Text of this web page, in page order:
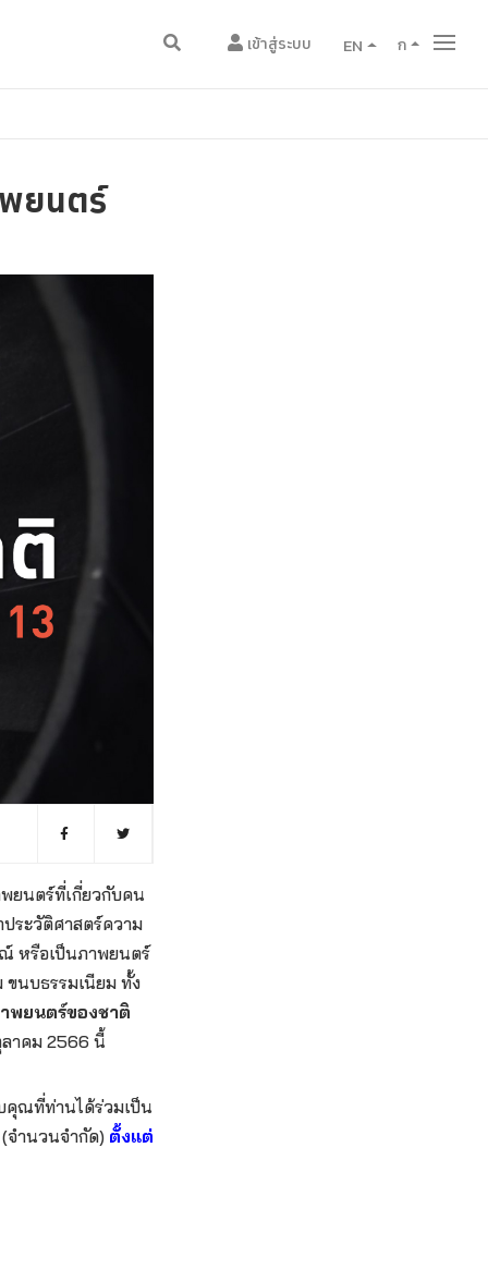
เข้าสู่ระบบ EN ก
ยนตร์
ยนตร์ที่เกี่ยวกับคน
ระวัติศาสตร์ความ
หรือเป็นภาพยนตร์
ขนบธรรมเนียม ทั้ง
พยนตร์ของชาติ
าคม 2566 นี้
คุณที่ท่านได้ร่วมเป็น
จำนวนจำกัด) ตั้งแต่